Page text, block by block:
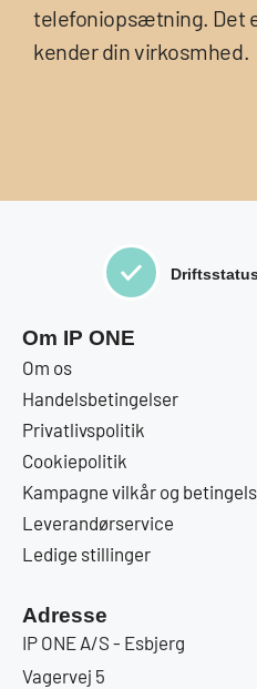
telefoniopsætning. Det
kender din virkosmhed.
Om IP ONE
Om os
Handelsbetingelser
Privatlivspolitik
Cookiepolitik
Kampagne vilkår og
Leverandørservice
Ledige stillinger
Adresse
IP ONE A/S - Esbjerg
Vagervej 5